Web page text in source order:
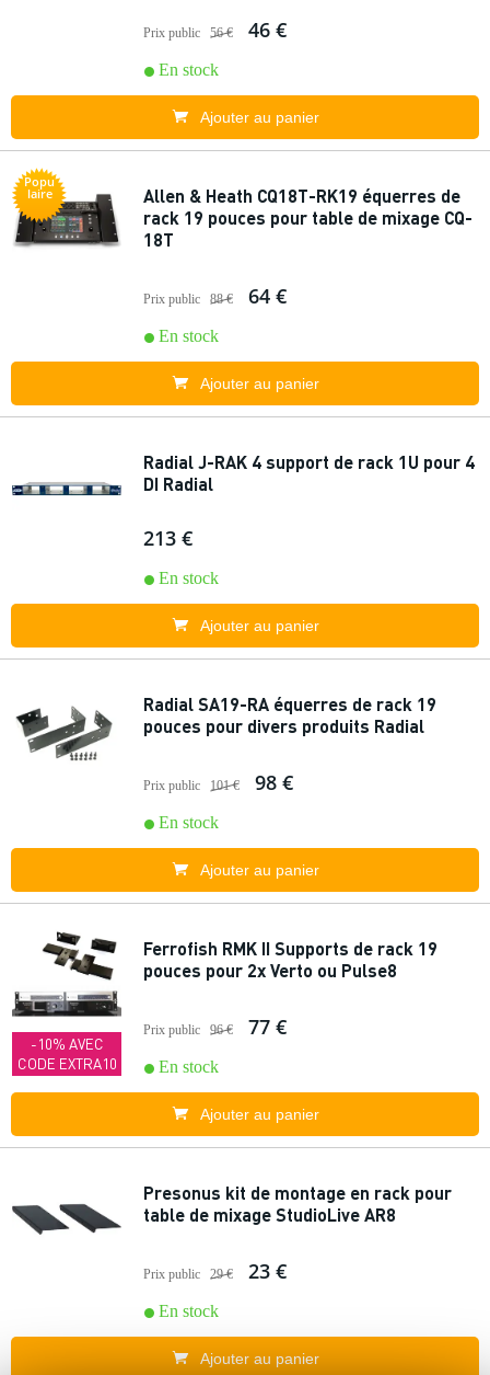
Prix public 56 € 46 €
En stock
Ajouter au panier
Popu
laire
Allen & Heath CQ18T-RK19 équerres de
rack 19 pouces pour table de mixage CQ-
18T
Prix public 88 € 64 €
En stock
Ajouter au panier
Radial J-RAK 4 support de rack 1U pour 4
DI Radial
213 €
En stock
Ajouter au panier
Radial SA19-RA équerres de rack 19
pouces pour divers produits Radial
Prix public 101 € 98 €
En stock
Ajouter au panier
-10% AVEC
CODE EXTRA10
Ferrofish RMK II Supports de rack 19
pouces pour 2x Verto ou Pulse8
Prix public 96 € 77 €
En stock
Ajouter au panier
Presonus kit de montage en rack pour
table de mixage StudioLive AR8
Prix public 29 € 23 €
En stock
Ajouter au panier